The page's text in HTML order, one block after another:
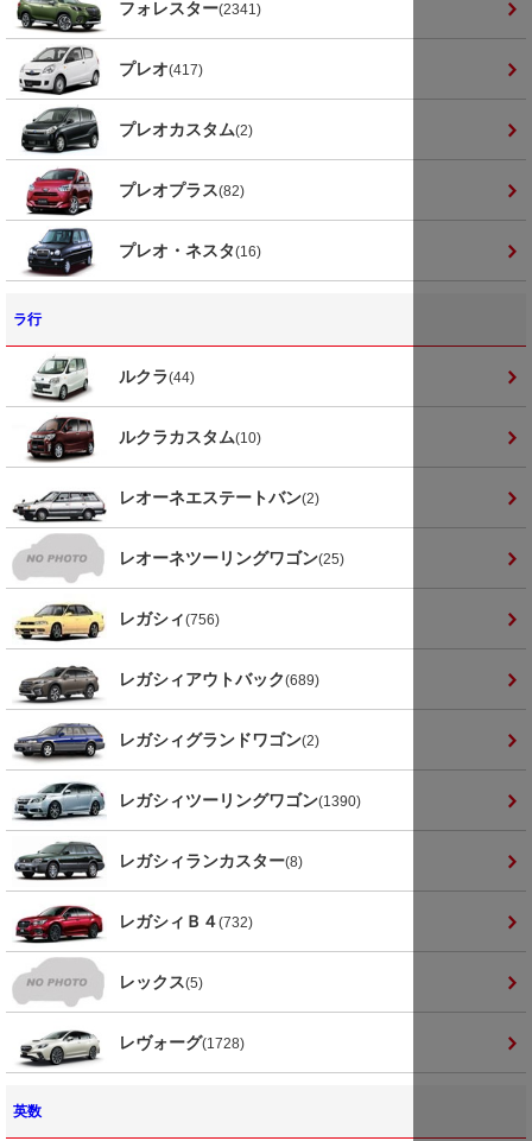
フォレスター(2341)
プレオ(417)
プレオカスタム(2)
プレオプラス(82)
プレオ・ネスタ(16)
ラ行
ルクラ(44)
ルクラカスタム(10)
レオーネエステートバン(2)
レオーネツーリングワゴン(25)
レガシィ(756)
レガシィアウトバック(689)
レガシィグランドワゴン(2)
レガシィツーリングワゴン(1390)
レガシィランカスター(8)
レガシィＢ４(732)
レックス(5)
レヴォーグ(1728)
英数